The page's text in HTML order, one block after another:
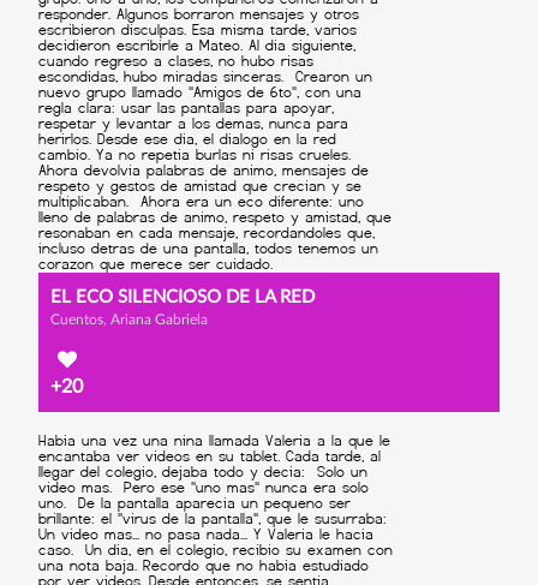
EL ECO SILENCIOSO DE LA RED
Cuentos, Ariana Gabriela
+20